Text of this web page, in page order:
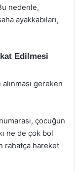
nedenle,
ayakkabıları,
Edilmesi
gereken
çocuğun
ne de çok bol
rahatça hareket